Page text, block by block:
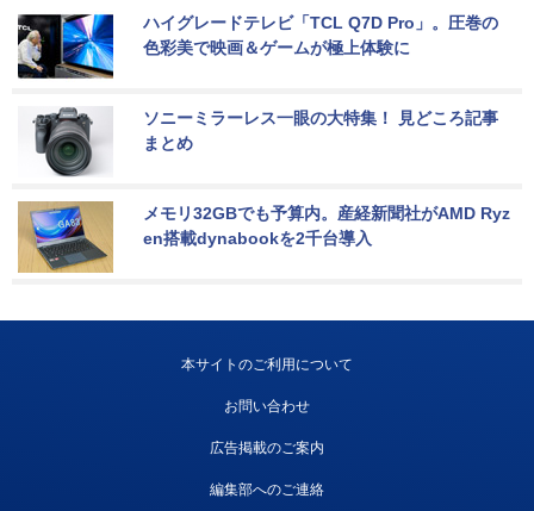
ハイグレードテレビ「TCL Q7D Pro」。圧巻の
色彩美で映画＆ゲームが極上体験に
ソニーミラーレス一眼の大特集！ 見どころ記事
まとめ
メモリ32GBでも予算内。産経新聞社がAMD Ryz
en搭載dynabookを2千台導入
本サイトのご利用について
お問い合わせ
広告掲載のご案内
編集部へのご連絡